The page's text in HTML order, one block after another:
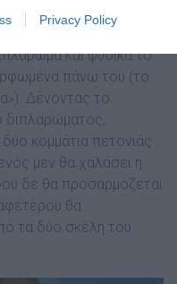
Privacy Policy
κόµπος Uni, θα
και φυσικά το
πάνω του (το
∆ένοντας το
διπλαρώµατος,
κοµµάτια πετονιάς
µεν θα χαλάσει η
δε θα προσαρµόζεται
θα
τα δύο σκέλη του